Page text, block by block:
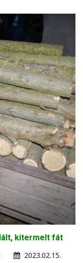
kitermelt fát
2023.02.15.